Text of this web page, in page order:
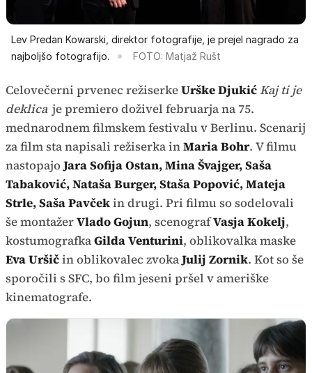
Lev Predan Kowarski, direktor fotografije, je prejel nagrado za
najboljšo fotografijo.
FOTO: Matjaž Rušt
Celovečerni prvenec režiserkeUrške DjukićKaj ti je
deklica je premiero doživel februarja na 75.
mednarodnem filmskem festivalu v Berlinu. Scenarij
za film sta napisali režiserka inMaria Bohr. V filmu
nastopajoJara Sofija Ostan, Mina Švajger, Saša
Tabaković, Nataša Burger, Staša Popović, Mateja
Strle, Saša Pavčekin drugi. Pri filmu so sodelovali
še montažerVlado Gojun, scenografVasja Kokelj,
kostumografkaGilda Venturini, oblikovalka maske
Eva Uršičin oblikovalec zvokaJulij Zornik. Kot so še
sporočili s SFC, bo film jeseni pršel v ameriške
kinematografe.